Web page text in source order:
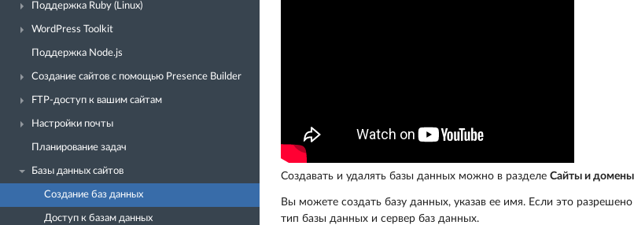
Поддержка Ruby (Linux)
WordPress Toolkit
Поддержка Node.js
Создание сайтов с помощью Presence Builder
FTP-доступ к вашим сайтам
Настройки почты
Планирование задач
Базы данных сайтов
Создание баз данных
Доступ к базам данных
Создавать и удалять базы данных можно в разделе Сайты и домены
Вы можете создать базу данных, указав ее имя. Если это
тип базы данных и сервер баз данных.